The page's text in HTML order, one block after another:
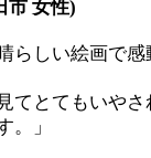
市 女性)
らしい絵画で
てとてもいや
。」